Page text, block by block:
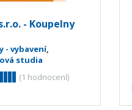
- Koupelny
- vybavení,
studia
(1 hodnocení)